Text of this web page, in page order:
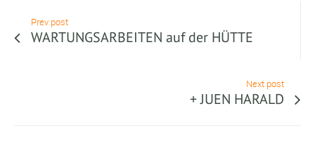
Prev post
WARTUNGSARBEITEN auf der HÜTTE
Next post
+ JUEN HARALD